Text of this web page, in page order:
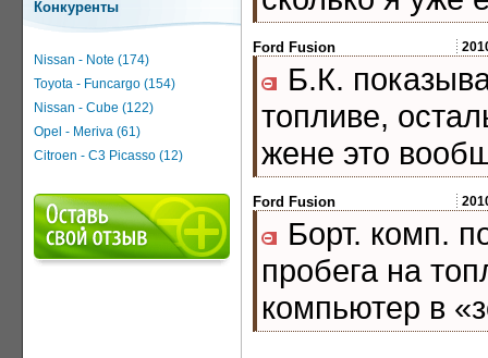
Конкуренты
Nissan - Note (174)
Toyota - Funcargo (154)
Nissan - Cube (122)
Opel - Meriva (61)
Citroen - C3 Picasso (12)
Ford Fusion
Б.К.
топливе,
жене это
Ford Fusion
Борт. комп.
пробега на
компьютер в